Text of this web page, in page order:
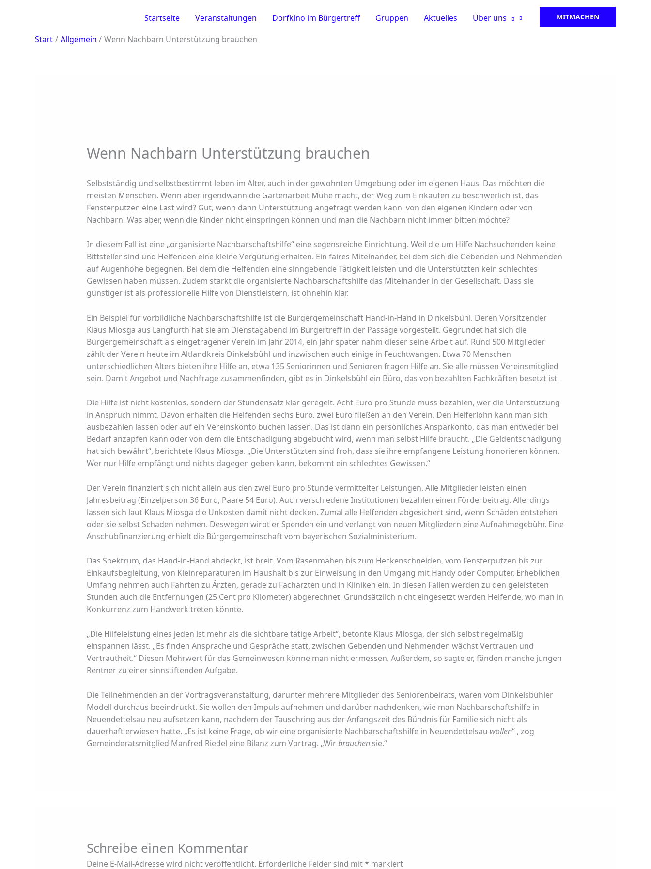
Startseite Veranstaltungen Dorfkino im Bürgertreff Gruppen Aktuelles Über uns MITMACHEN
Start Allgemein Wenn Nachbarn Unterstützung brauchen
Wenn Nachbarn Unterstützung brauchen
Selbstständig und selbstbestimmt leben im Alter, auch in der gewohnten Umgebung oder im eigenen Haus. Das möchten die
meisten Menschen. Wenn aber irgendwann die Gartenarbeit Mühe macht, der Weg zum Einkaufen zu beschwerlich ist, das
Fensterputzen eine Last wird? Gut, wenn dann Unterstützung angefragt werden kann, von den eigenen Kindern oder von
Nachbarn. Was aber, wenn die Kinder nicht einspringen können und man die Nachbarn nicht immer bitten möchte?
In diesem Fall ist eine „organisierte Nachbarschaftshilfe“ eine segensreiche Einrichtung. Weil die um Hilfe Nachsuchenden keine
Bittsteller sind und Helfenden eine kleine Vergütung erhalten. Ein faires Miteinander, bei dem sich die Gebenden und Nehmenden
auf Augenhöhe begegnen. Bei dem die Helfenden eine sinngebende Tätigkeit leisten und die Unterstützten kein schlechtes
Gewissen haben müssen. Zudem stärkt die organisierte Nachbarschaftshilfe das Miteinander in der Gesellschaft. Dass sie
günstiger ist als professionelle Hilfe von Dienstleistern, ist ohnehin klar.
Ein Beispiel für vorbildliche Nachbarschaftshilfe ist die Bürgergemeinschaft Hand-in-Hand in Dinkelsbühl. Deren Vorsitzender
Klaus Miosga aus Langfurth hat sie am Dienstagabend im Bürgertreff in der Passage vorgestellt. Gegründet hat sich die
Bürgergemeinschaft als eingetragener Verein im Jahr 2014, ein Jahr später nahm dieser seine Arbeit auf. Rund 500 Mitglieder
zählt der Verein heute im Altlandkreis Dinkelsbühl und inzwischen auch einige in Feuchtwangen. Etwa 70 Menschen
unterschiedlichen Alters bieten ihre Hilfe an, etwa 135 Seniorinnen und Senioren fragen Hilfe an. Sie alle müssen Vereinsmitglied
sein. Damit Angebot und Nachfrage zusammenfinden, gibt es in Dinkelsbühl ein Büro, das von bezahlten Fachkräften besetzt ist.
Die Hilfe ist nicht kostenlos, sondern der Stundensatz klar geregelt. Acht Euro pro Stunde muss bezahlen, wer die Unterstützung
in Anspruch nimmt. Davon erhalten die Helfenden sechs Euro, zwei Euro fließen an den Verein. Den Helferlohn kann man sich
ausbezahlen lassen oder auf ein Vereinskonto buchen lassen. Das ist dann ein persönliches Ansparkonto, das man entweder bei
Bedarf anzapfen kann oder von dem die Entschädigung abgebucht wird, wenn man selbst Hilfe braucht. „Die Geldentschädigung
hat sich bewährt“, berichtete Klaus Miosga. „Die Unterstützten sind froh, dass sie ihre empfangene Leistung honorieren können.
Wer nur Hilfe empfängt und nichts dagegen geben kann, bekommt ein schlechtes Gewissen.“
Der Verein finanziert sich nicht allein aus den zwei Euro pro Stunde vermittelter Leistungen. Alle Mitglieder leisten einen
Jahresbeitrag (Einzelperson 36 Euro, Paare 54 Euro). Auch verschiedene Institutionen bezahlen einen Förderbeitrag. Allerdings
lassen sich laut Klaus Miosga die Unkosten damit nicht decken. Zumal alle Helfenden abgesichert sind, wenn Schäden entstehen
oder sie selbst Schaden nehmen. Deswegen wirbt er Spenden ein und verlangt von neuen Mitgliedern eine Aufnahmegebühr. Eine
Anschubfinanzierung erhielt die Bürgergemeinschaft vom bayerischen Sozialministerium.
Das Spektrum, das Hand-in-Hand abdeckt, ist breit. Vom Rasenmähen bis zum Heckenschneiden, vom Fensterputzen bis zur
Einkaufsbegleitung, von Kleinreparaturen im Haushalt bis zur Einweisung in den Umgang mit Handy oder Computer. Erheblichen
Umfang nehmen auch Fahrten zu Ärzten, gerade zu Fachärzten und in Kliniken ein. In diesen Fällen werden zu den geleisteten
Stunden auch die Entfernungen (25 Cent pro Kilometer) abgerechnet. Grundsätzlich nicht eingesetzt werden Helfende, wo man in
Konkurrenz zum Handwerk treten könnte.
„Die Hilfeleistung eines jeden ist mehr als die sichtbare tätige Arbeit“, betonte Klaus Miosga, der sich selbst regelmäßig
einspannen lässt. „Es finden Ansprache und Gespräche statt, zwischen Gebenden und Nehmenden wächst Vertrauen und
Vertrautheit.“ Diesen Mehrwert für das Gemeinwesen könne man nicht ermessen. Außerdem, so sagte er, fänden manche jungen
Rentner zu einer sinnstiftenden Aufgabe.
Die Teilnehmenden an der Vortragsveranstaltung, darunter mehrere Mitglieder des Seniorenbeirats, waren vom Dinkelsbühler
Modell durchaus beeindruckt. Sie wollen den Impuls aufnehmen und darüber nachdenken, wie man Nachbarschaftshilfe in
Neuendettelsau neu aufsetzen kann, nachdem der Tauschring aus der Anfangszeit des Bündnis für Familie sich nicht als
dauerhaft erwiesen hatte. „Es ist keine Frage, ob wir eine organisierte Nachbarschaftshilfe in Neuendettelsau wollen“ , zog
Gemeinderatsmitglied Manfred Riedel eine Bilanz zum Vortrag. „Wirbrauchensie.“
Schreibe einen Kommentar
Deine E-Mail-Adresse wird nicht veröffentlicht. Erforderliche Felder sind mit* markiert